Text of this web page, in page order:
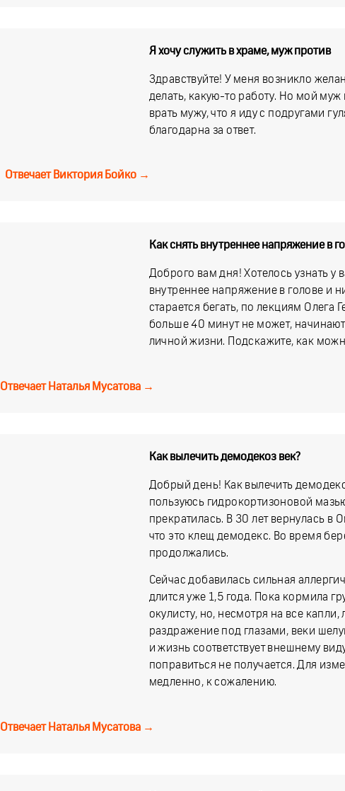
Я хочу служить в храме, муж против
Здравствуйте! У меня возникло
делать, какую-то работу. Но мой муж
врать мужу, что я иду с подругами
благодарна за ответ.
ОтвечаетВиктория Бойко→
Как снять внутреннее напряжение в
Доброго вам дня! Хотелось узнать у
внутреннее напряжение в голове и
старается бегать, по лекциям Олега
больше 40 минут не может,
личной жизни. Подскажите, как
Отвечает Наталья Мусатова →
Как вылечить демодекоз век?
Добрый день! Как вылечить
пользуюсь гидрокортизоновой
прекратилась. В 30 лет вернулась в
что это клещ демодекс. Во время
продолжались.
Сейчас добавилась сильная
длится уже 1,5 года. Пока кормила
окулисту, но, несмотря на все
раздражение под глазами, веки
и жизнь соответствует внешнему
поправиться не получается. Для
медленно, к сожалению.
Отвечает Наталья Мусатова →